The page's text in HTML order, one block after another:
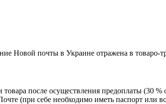
Новой почты в Украине отражена в
после осуществления предоплаты (30 %
(при себе необходимо иметь паспорт или